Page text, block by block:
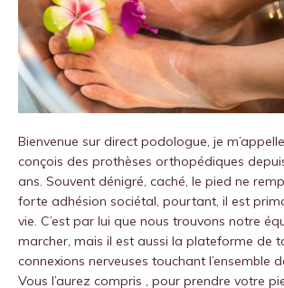
Bienvenue sur direct podologue, je
conçois des prothèses orthopédiques
ans. Souvent dénigré, caché, le pied ne
forte adhésion sociétal, pourtant, il est
vie. C’est par lui que nous trouvons notre
marcher, mais il est aussi la plateforme de
connexions nerveuses touchant l’ensemble
Vous l’aurez compris , pour prendre votre